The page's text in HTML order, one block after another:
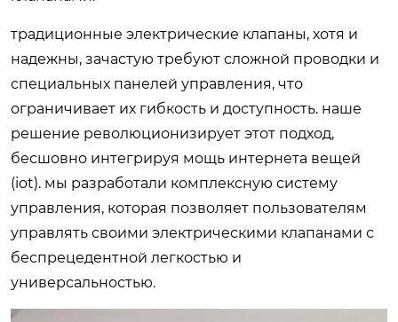
традиционные электрические клапаны, хотя и
надежны, зачастую требуют сложной проводки и
специальных панелей управления, что
ограничивает их гибкость и доступность. наше
решение революционизирует этот подход,
бесшовно интегрируя мощь интернета вещей
(iot). мы разработали комплексную систему
управления, которая позволяет пользователям
управлять своими электрическими клапанами с
беспрецедентной легкостью и
универсальностью.